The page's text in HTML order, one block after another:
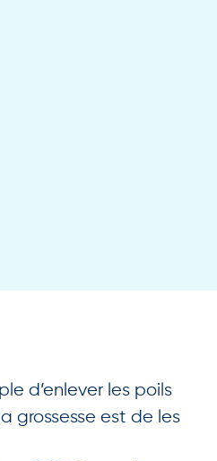
d’enlever les poils
grossesse est de les